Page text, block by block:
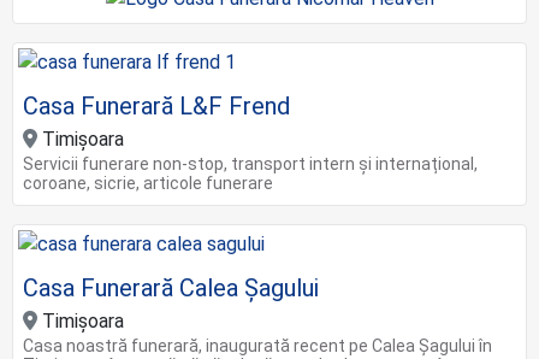
Casa Funerară L&F Frend
Timișoara
Servicii funerare non-stop, transport intern și internațional,
coroane, sicrie, articole funerare
Casa Funerară Calea Șagului
Timișoara
Casa noastră funerară, inaugurată recent pe Calea Șagului în